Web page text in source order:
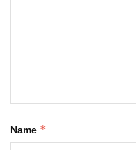
Name *